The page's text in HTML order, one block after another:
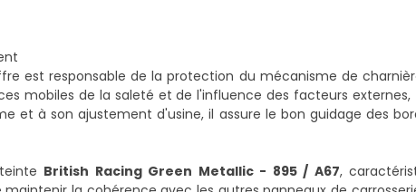
est responsable de la protection du mécanisme de
mobiles de la saleté et de l'influence des facteurs
et à son ajustement d'usine, il assure le bon guidage des
British Racing Green Metallic - 895 / A67,